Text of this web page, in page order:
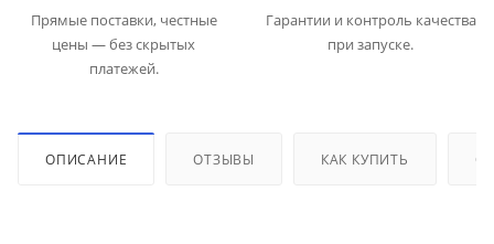
Прямые поставки, честные
цены — без скрытых
платежей.
Гарантии и контроль качества
при запуске.
ОПИСАНИЕ ОТЗЫВЫ КАК КУПИТЬ